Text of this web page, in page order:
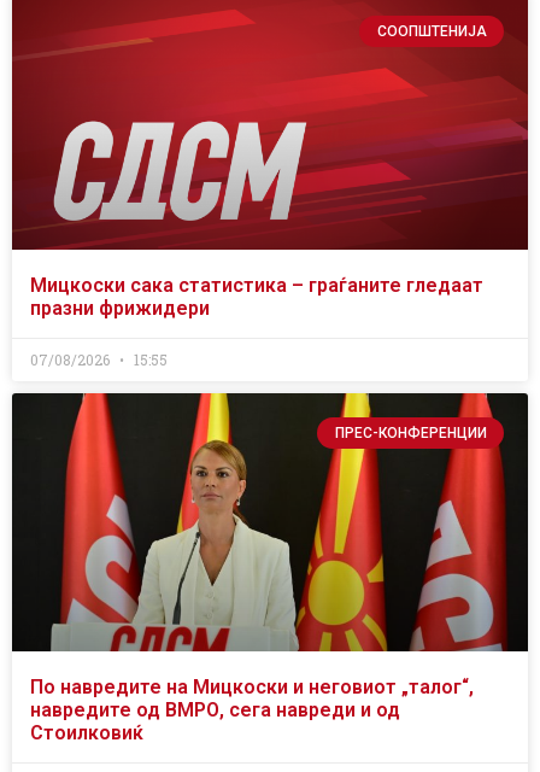
СООПШТЕНИЈА
Мицкоски сака статистика – граѓаните гледаат
празни фрижидери
07/08/2026 15:55
ПРЕС-КОНФЕРЕНЦИИ
По навредите на Мицкоски и неговиот „талог“,
навредите од ВМРО, сега навреди и од
Стоилковиќ